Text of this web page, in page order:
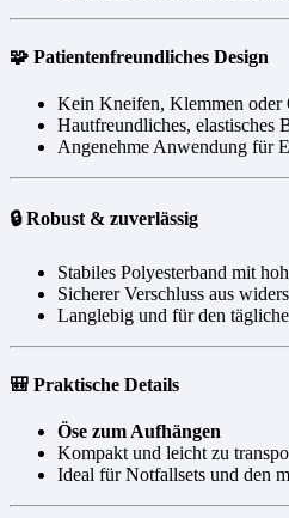
🧩 Patientenfreundliches Design
Kein Kneifen, Klemmen oder
Hautfreundliches, elastisches
Angenehme Anwendung für
🔒 Robust & zuverlässig
Stabiles Polyesterband mit
Sicherer Verschluss aus
Langlebig und für den
🎒 Praktische Details
Öse zum Aufhängen
Kompakt und leicht zu
Ideal für Notfallsets und den